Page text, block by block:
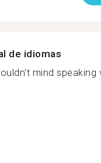
de idiomas
mind speaking